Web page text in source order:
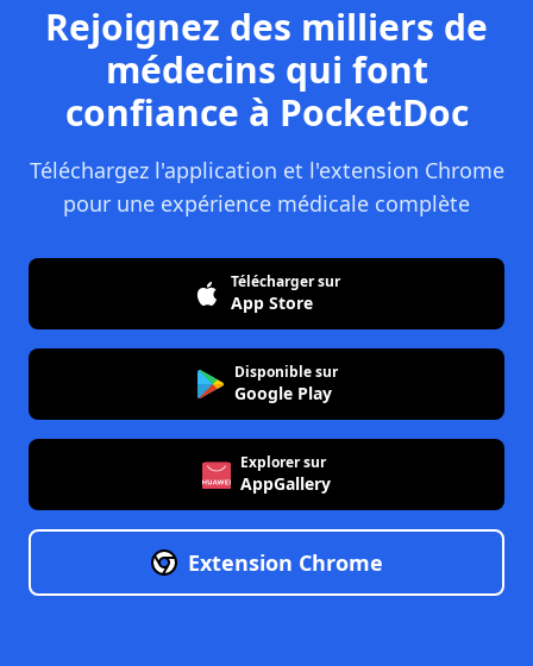
Rejoignez des milliers de
médecins qui font
confiance à PocketDoc
Téléchargez l'application et l'extension Chrome
pour une expérience médicale complète
Télécharger sur
App Store
Disponible sur
Google Play
Explorer sur
AppGallery
Extension Chrome